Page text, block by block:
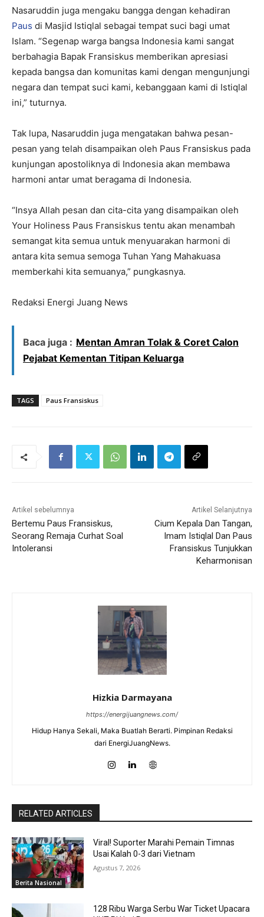
Nasaruddin juga mengaku bangga dengan kehadiran
Paus di Masjid Istiqlal sebagai tempat suci bagi umat
Islam. “Segenap warga bangsa Indonesia kami sangat
berbahagia Bapak Fransiskus memberikan apresiasi
kepada bangsa dan komunitas kami dengan mengunjungi
negara dan tempat suci kami, kebanggaan kami di Istiqlal
ini,” tuturnya.
Tak lupa, Nasaruddin juga mengatakan bahwa pesan-
pesan yang telah disampaikan oleh Paus Fransiskus pada
kunjungan apostoliknya di Indonesia akan membawa
harmoni antar umat beragama di Indonesia.
“Insya Allah pesan dan cita-cita yang disampaikan oleh
Your Holiness Paus Fransiskus tentu akan menambah
semangat kita semua untuk menyuarakan harmoni di
antara kita semua semoga Tuhan Yang Mahakuasa
memberkahi kita semuanya,” pungkasnya.
Redaksi Energi Juang News
Baca juga : Mentan Amran Tolak & Coret Calon
Pejabat Kementan Titipan Keluarga
TAGS Paus Fransiskus
Artikel sebelumnya
Bertemu Paus Fransiskus,
Seorang Remaja Curhat Soal
Intoleransi
Artikel Selanjutnya
Cium Kepala Dan Tangan,
Imam Istiqlal Dan Paus
Fransiskus Tunjukkan
Keharmonisan
Hizkia Darmayana
https://energijuangnews.com/
Hidup Hanya Sekali, Maka Buatlah Berarti. Pimpinan Redaksi
dari EnergiJuangNews.
RELATED ARTICLES
Berita Nasional
Viral! Suporter Marahi Pemain Timnas
Usai Kalah 0-3 dari Vietnam
Agustus 7, 2026
128 Ribu Warga Serbu War Ticket Upacara